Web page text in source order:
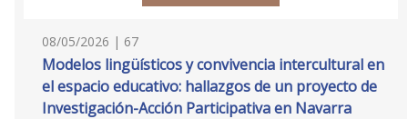
08/05/2026 | 67
Modelos lingüísticos y convivencia intercultural en
el espacio educativo: hallazgos de un proyecto de
Investigación-Acción Participativa en Navarra